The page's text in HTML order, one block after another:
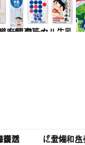
ーカル牛乳リスト ～関東篇～
涼を呼ぶ郷土の味 ヴァシュロン・コンスタンタ